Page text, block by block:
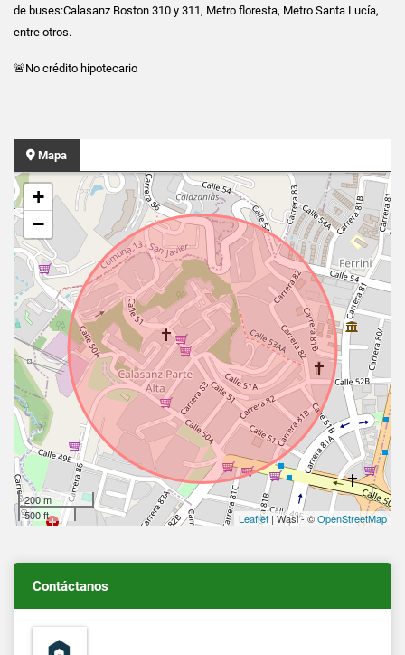
de buses:Calasanz Boston 310 y 311, Metro floresta, Metro Santa Lucía,
entre otros.
🚨No crédito hipotecario
Mapa
+
−
200 m
500 ft
Leaflet | Wasi - ©OpenStreetMap
Contáctanos